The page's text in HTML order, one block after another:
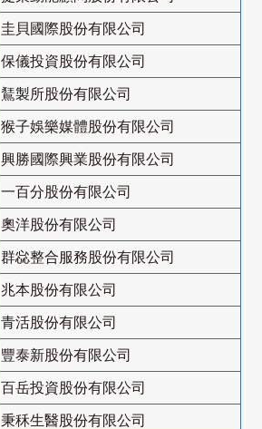
圭貝國際股份有限公司
保儀投資股份有限公司
鵟製所股份有限公司
猴子娛樂媒體股份有限公司
興勝國際興業股份有限公司
一百分股份有限公司
奧洋股份有限公司
群惢整合服務股份有限公司
兆本股份有限公司
青活股份有限公司
豐泰新股份有限公司
百岳投資股份有限公司
秉秝生醫股份有限公司